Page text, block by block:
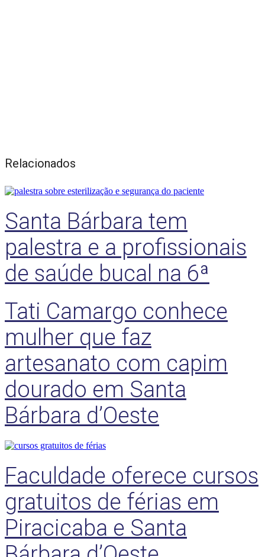
Relacionados
Santa Bárbara tem
palestra e a profissionais
de saúde bucal na 6ª
Tati Camargo conhece
mulher que faz
artesanato com capim
dourado em Santa
Bárbara d’Oeste
Faculdade oferece cursos
gratuitos de férias em
Piracicaba e Santa